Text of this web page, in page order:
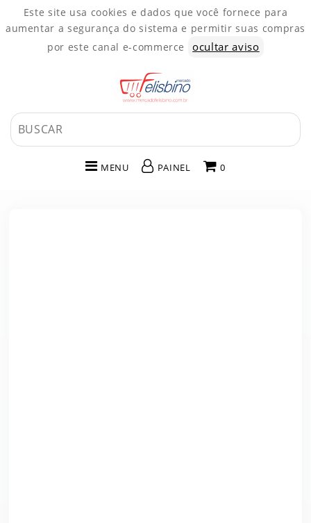
Este site usa cookies e dados que você fornece para
aumentar a segurança do sistema e permitir suas compras
por este canal e-commerce
MENU PAINEL 0